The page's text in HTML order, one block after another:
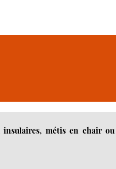
insulaires, métis en chair